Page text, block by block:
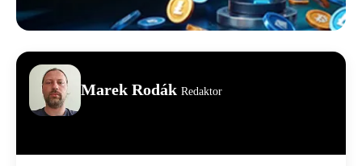
Marek Rodák Redaktor